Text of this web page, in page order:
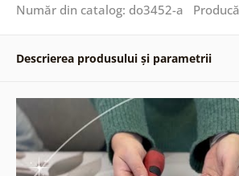
Număr din catalog: do3452-a
Descrierea produsului și parametrii